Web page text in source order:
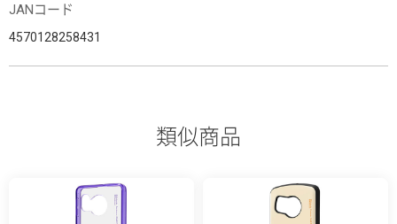
JANコード
4570128258431
類似商品